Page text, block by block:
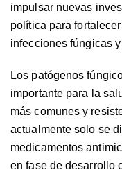
impulsar nuevas
política para
infecciones fúngicas
Los patógenos
importante para la
más comunes y
actualmente solo se
medicamentos
en fase de desarrollo